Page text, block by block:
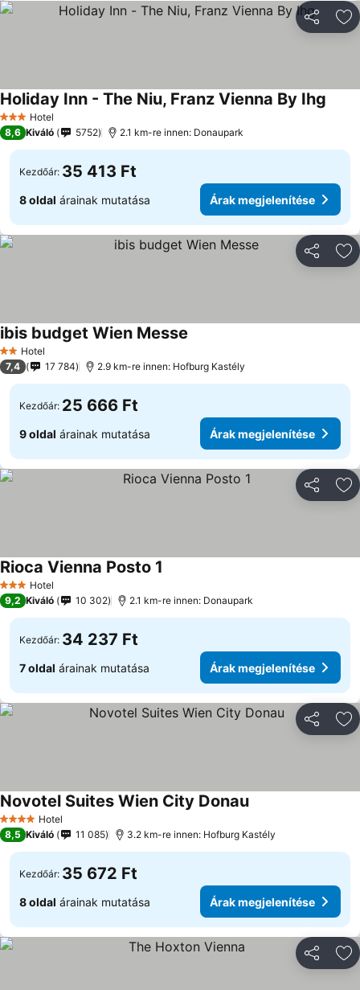
3 Kategória
Hotel
Holiday Inn - The Niu, Franz Vienna By Ihg
8,6 Kiváló 5752 2.1 km-re innen: Donaupark
Kezdőár: 35 413 Ft
8 oldal árainak mutatása Árak megjelenítése
2 Kategória
Hotel
ibis budget Wien Messe
7,4 17 784 2.9 km-re innen: Hofburg Kastély
Kezdőár: 25 666 Ft
9 oldal árainak mutatása Árak megjelenítése
3 Kategória
Hotel
Rioca Vienna Posto 1
9,2 Kiváló 10 302 2.1 km-re innen: Donaupark
Kezdőár: 34 237 Ft
7 oldal árainak mutatása Árak megjelenítése
4 KategóriaHotel
Novotel Suites Wien City Donau
8,5 Kiváló 11 085 3.2 km-re innen: Hofburg Kastély
Kezdőár: 35 672 Ft
8 oldal árainak mutatása Árak megjelenítése